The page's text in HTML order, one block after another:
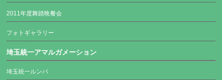
2011年度舞踏晩餐会
フォトギャラリー
埼玉統一アマルガメーション
埼玉統一ルンバ